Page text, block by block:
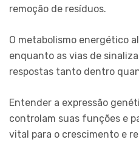
remoção de resíduos.
O metabolismo energético
enquanto as vias de
respostas tanto dentro
Entender a expressão
controlam suas funções e
vital para o crescimento e